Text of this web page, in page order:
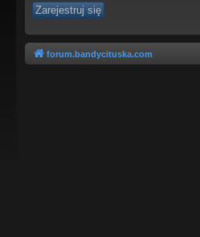
Zarejestruj się
forum.bandycituska.com